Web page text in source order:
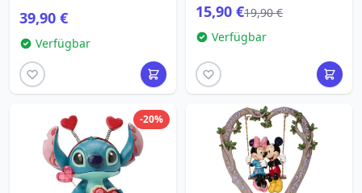
39,90 €
Verfügbar
15,90 €19,90 €
Verfügbar
-20%